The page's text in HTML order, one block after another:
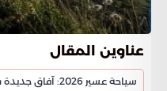
عناوين المقال